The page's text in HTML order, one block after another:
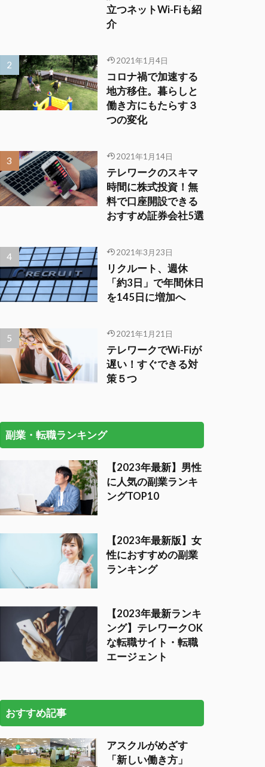
立つネットWi-Fiも紹
介
2021年1月4日
コロナ禍で加速する
地方移住。暮らしと
働き方にもたらす３
つの変化
2021年1月14日
テレワークのスキマ
時間に株式投資！無
料で口座開設できる
おすすめ証券会社5選
2021年3月23日
リクルート、週休
「約3日」で年間休日
を145日に増加へ
2021年1月21日
テレワークでWi-Fiが
遅い！すぐできる対
策５つ
副業・転職ランキング
【2023年最新】男性
に人気の副業ランキ
ングTOP10
【2023年最新版】女
性におすすめの副業
ランキング
【2023年最新ランキ
ング】テレワークOK
な転職サイト・転職
エージェント
おすすめ記事
アスクルがめざす
「新しい働き方」